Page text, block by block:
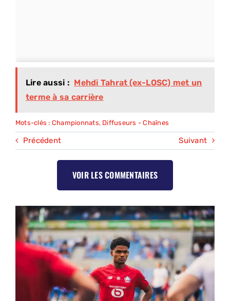
Lire aussi : Mehdi Tahrat (ex-LOSC) met un
terme à sa carrière
Mots-clés : Championnats, Diffuseurs - Chaînes
Précédent Suivant
VOIR LES COMMENTAIRES